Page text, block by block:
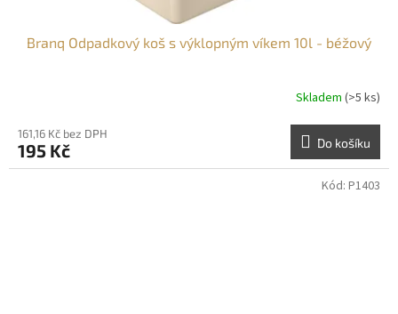
Branq Odpadkový koš s výklopným víkem 10l - béžový
Skladem (>5 ks)
161,16 Kč bez DPH
195 Kč Do košíku
Kód: P1403